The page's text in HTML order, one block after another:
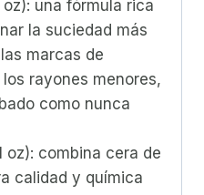
oz): una fórmula rica
la suciedad más
marcas de
rayones menores,
como nunca
oz): combina cera de
calidad y química